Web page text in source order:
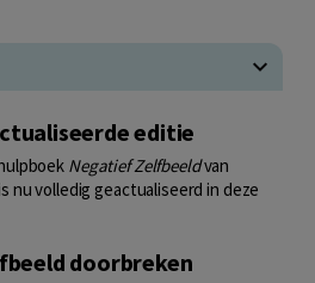
editie
Negatief Zelfbeeldvan
nu volledig geactualiseerd in deze
doorbreken